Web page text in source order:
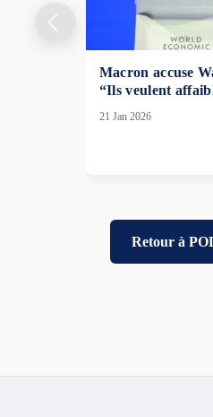
Macron accuse
“Ils veulent
21 Jan 2026
Retour à